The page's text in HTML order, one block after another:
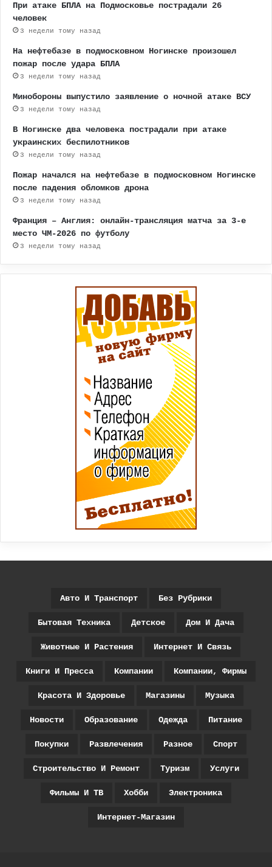
При атаке БПЛА на Подмосковье пострадали 26
человек
3 недели тому назад
На нефтебазе в подмосковном Ногинске произошел
пожар после удара БПЛА
3 недели тому назад
Минобороны выпустило заявление о ночной атаке ВСУ
3 недели тому назад
В Ногинске два человека пострадали при атаке
украинских беспилотников
3 недели тому назад
Пожар начался на нефтебазе в подмосковном Ногинске
после падения обломков дрона
3 недели тому назад
Франция – Англия: онлайн-трансляция матча за 3-е
место ЧМ-2026 по футболу
3 недели тому назад
Авто И Транспорт Без Рубрики
Бытовая Техника Детское Дом И Дача
Животные И Растения Интернет И Связь
Книги И Пресса Компании Компании, Фирмы
Красота И Здоровье Магазины Музыка
Новости Образование Одежда Питание
Покупки Развлечения Разное Спорт
Строительство И Ремонт Туризм Услуги
Фильмы И ТВ Хобби Электроника
Интернет-Магазин